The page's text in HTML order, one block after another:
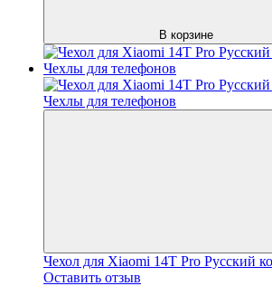
В корзине
Чехол для Xiaomi 14T Pro Русский
Оставить отзыв